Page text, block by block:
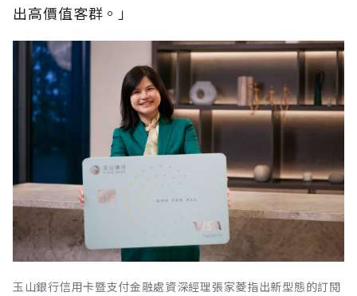
出高價值客群。」
玉山銀行信用卡暨支付金融處資深經理張家菱指出新型態的訂閱